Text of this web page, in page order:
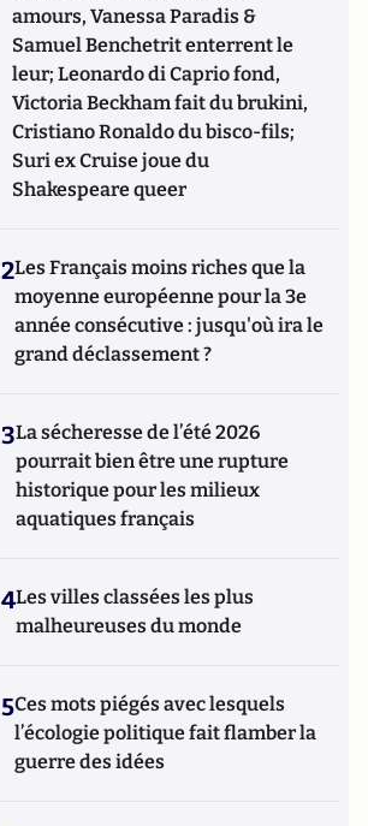
amours, Vanessa Paradis &
Samuel Benchetrit enterrent le
leur; Leonardo di Caprio fond,
Victoria Beckham fait du brukini,
Cristiano Ronaldo du bisco-fils;
Suri ex Cruise joue du
Shakespeare queer
2Les Français moins riches que la
moyenne européenne pour la 3e
année consécutive : jusqu'où ira le
grand déclassement ?
3La sécheresse de l’été 2026
pourrait bien être une rupture
historique pour les milieux
aquatiques français
4Les villes classées les plus
malheureuses du monde
5Ces mots piégés avec lesquels
l’écologie politique fait flamber la
guerre des idées